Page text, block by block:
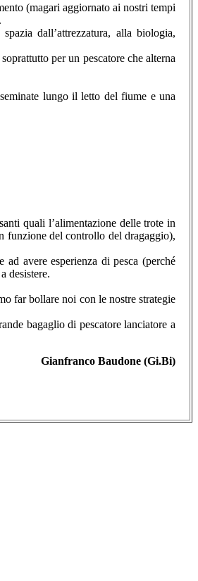
(magari aggiornato ai nostri tempi
dall’attrezzatura, alla biologia,
per un pescatore che alterna
lungo il letto del fiume e una
quali l’alimentazione delle trote in
funzione del controllo del dragaggio),
avere esperienza di pesca (perché
desistere.
far bollare noi con le nostre strategie
bagaglio di pescatore lanciatore a
Gianfranco Baudone (Gi.Bi)